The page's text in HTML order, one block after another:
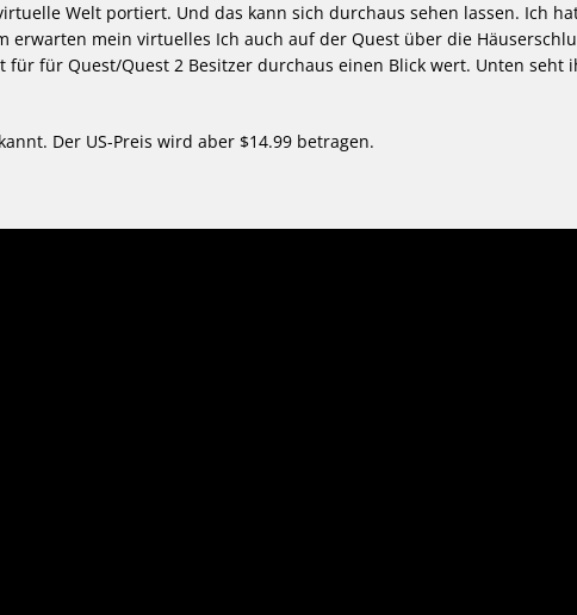
Welt portiert. Und das kann sich durchaus sehen lassen. Ich
erwarten mein virtuelles Ich auch auf der Quest über die
für Quest/Quest 2 Besitzer durchaus einen Blick wert. Unten seht
Der US-Preis wird aber $14.99 betragen.